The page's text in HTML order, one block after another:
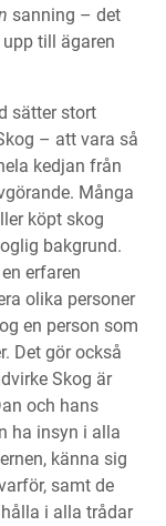
sanning – det
till ägaren
sätter stort
– att vara så
kedjan från
Många
köpt skog
bakgrund.
erfaren
olika personer
en person som
Det gör också
Skog är
och hans
ha insyn i alla
känna sig
samt de
i alla trådar